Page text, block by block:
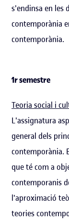
s'endinsa en les
contemporània
contemporània.
1r semestre
Teoria social i
L'assignatura
general dels
contemporània.
que té com a
contemporanis
l'aproximació
teories